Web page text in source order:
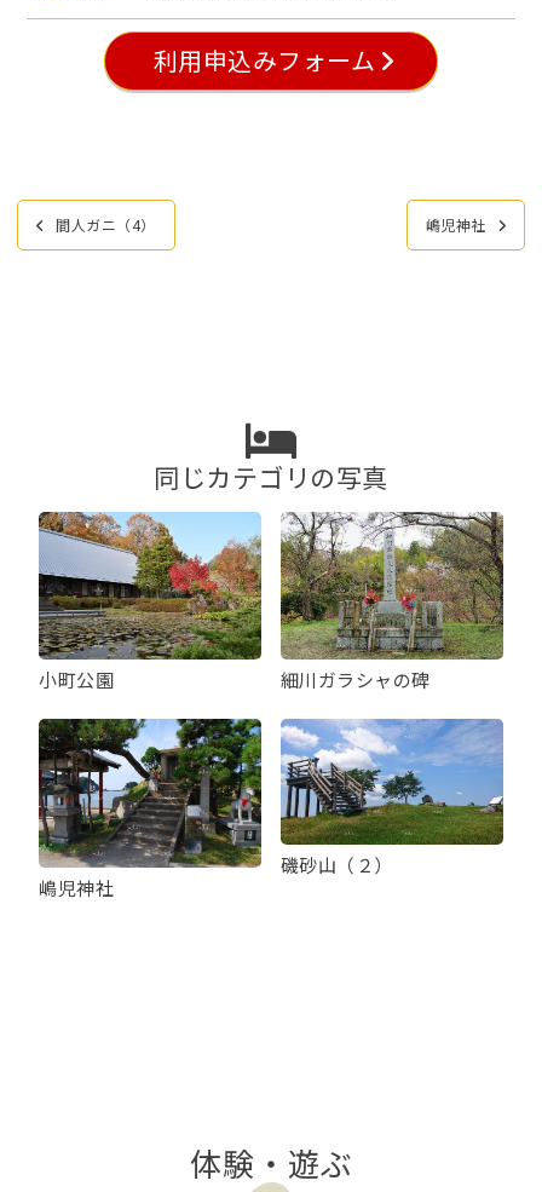
利用申込みフォーム
投
稿
間人ガニ（4） 嶋児神社
同じカテゴリの写真
小町公園 細川ガラシャの碑
嶋児神社
磯砂山（２）
体験・遊ぶ